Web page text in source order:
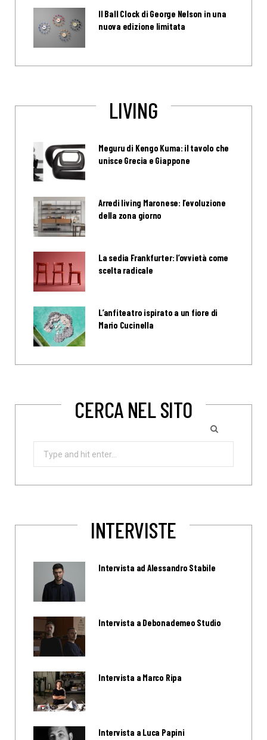
Il Ball Clock di George Nelson in una
nuova edizione limitata
LIVING
Meguru di Kengo Kuma: il tavolo che
unisce Grecia e Giappone
Arredi living Maronese: l’evoluzione
della zona giorno
La sedia Frankfurter: l’ovvietà come
scelta radicale
L’anfiteatro ispirato a un fiore di
Mario Cucinella
CERCA NEL SITO
INTERVISTE
Intervista ad Alessandro Stabile
Intervista a Debonademeo Studio
Intervista a Marco Ripa
Intervista a Luca Papini